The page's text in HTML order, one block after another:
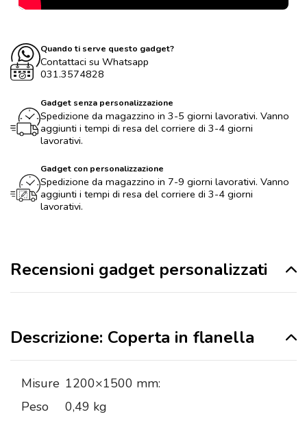
Quando ti serve questo gadget?
Contattaci su Whatsapp
031.3574828
Gadget senza personalizzazione
Spedizione da magazzino in 3-5 giorni lavorativi. Vanno
aggiunti i tempi di resa del corriere di 3-4 giorni
lavorativi.
Gadget con personalizzazione
Spedizione da magazzino in 7-9 giorni lavorativi. Vanno
aggiunti i tempi di resa del corriere di 3-4 giorni
lavorativi.
Recensioni gadget personalizzati
Descrizione: Coperta in flanella
Misure 1200×1500 mm:
Peso
0,49 kg